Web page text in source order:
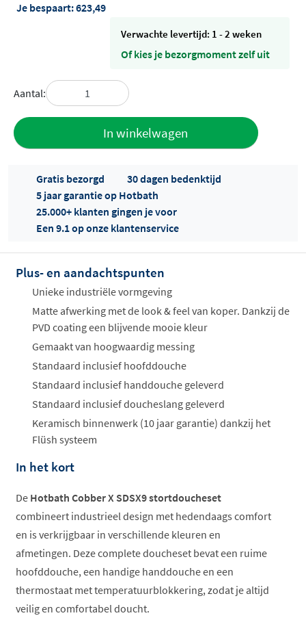
Je bespaart:623,49
Verwachte levertijd: 1 - 2 weken
Of kies je bezorgmoment zelf uit
Aantal:
In winkelwagen
Offertes
ophalen...
Gratis bezorgd
30 dagen bedenktijd
5 jaar garantie op Hotbath
25.000+ klanten gingen je voor
Een 9.1 op onze klantenservice
Plus- en aandachtspunten
Unieke industriële vormgeving
Matte afwerking met de look & feel van koper. Dankzij de
PVD coating een blijvende mooie kleur
Gemaakt van hoogwaardig messing
Standaard inclusief hoofddouche
Standaard inclusief handdouche geleverd
Standaard inclusief doucheslang geleverd
Keramisch binnenwerk (10 jaar garantie) dankzij het
Flüsh systeem
In het kort
De Hotbath Cobber X SDSX9 stortdoucheset
combineert industrieel design met hedendaags comfort
en is verkrijgbaar in verschillende kleuren en
afmetingen. Deze complete doucheset bevat een ruime
hoofddouche, een handige handdouche en een
thermostaat met temperatuurblokkering, zodat je altijd
veilig en comfortabel doucht.